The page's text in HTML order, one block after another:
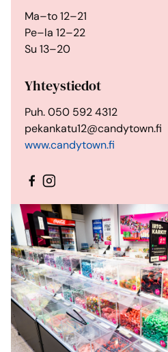
Ma–to 12–21
Pe–la 12–22
Su 13–20
Yhteystiedot
Puh. 050 592 4312
pekankatu12@candytown.fi
www.candytown.fi